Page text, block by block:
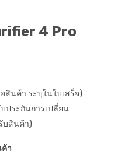
4 Pro
สินค้า ระบุในใบเสร็จ)
ประกันการเปลี่ยน
บสินค้า)
า